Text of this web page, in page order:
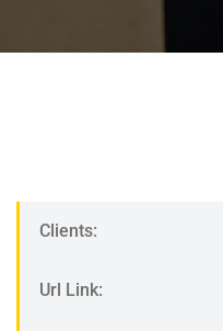
Clients:
Url Link: